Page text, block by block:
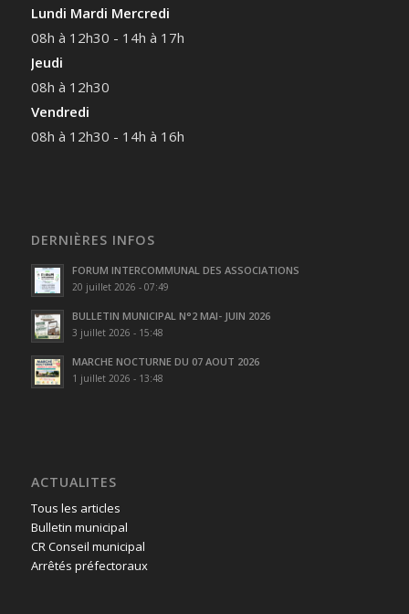
Lundi Mardi Mercredi
08h à 12h30 - 14h à 17h
Jeudi
08h à 12h30
Vendredi
08h à 12h30 - 14h à 16h
DERNIÈRES INFOS
FORUM INTERCOMMUNAL DES ASSOCIATIONS
20 juillet 2026 - 07:49
BULLETIN MUNICIPAL N°2 MAI- JUIN 2026
3 juillet 2026 - 15:48
MARCHE NOCTURNE DU 07 AOUT 2026
1 juillet 2026 - 13:48
ACTUALITES
Tous les articles
Bulletin municipal
CR Conseil municipal
Arrêtés préfectoraux